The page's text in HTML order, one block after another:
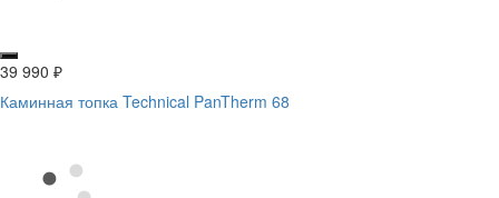
39 990 ₽
Каминная топка Technical PanTherm 68